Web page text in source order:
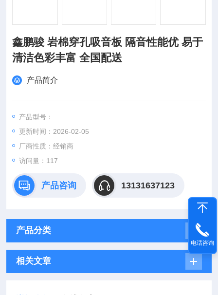
鑫鹏骏 岩棉穿孔吸音板 隔音性能优 易于
清洁色彩丰富 全国配送
产品简介
产品型号：
更新时间：2026-02-05
厂商性质：经销商
访问量：117
产品咨询 13131637123
产品分类
相关文章
电话咨询